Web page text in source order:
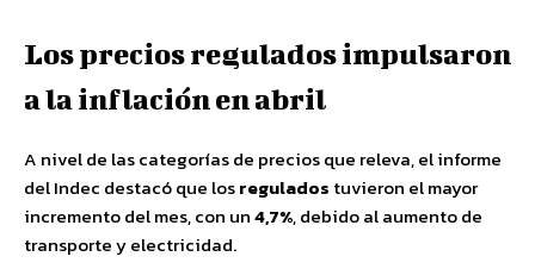
Los precios regulados impulsaron
a la inflación en abril
A nivel de las categorías de precios que releva, el informe
del Indec destacó que losregulados tuvieron el mayor
incremento del mes, con un4,7%, debido al aumento de
transporte y electricidad.